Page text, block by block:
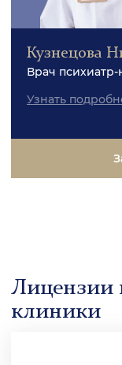
Кузнецова
Врач психиатр-
Узнать
Лицензии
клиники